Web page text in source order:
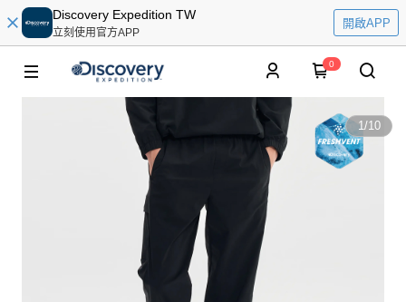
Discovery Expedition TW
立刻使用官方APP
開啟APP
0
1/10